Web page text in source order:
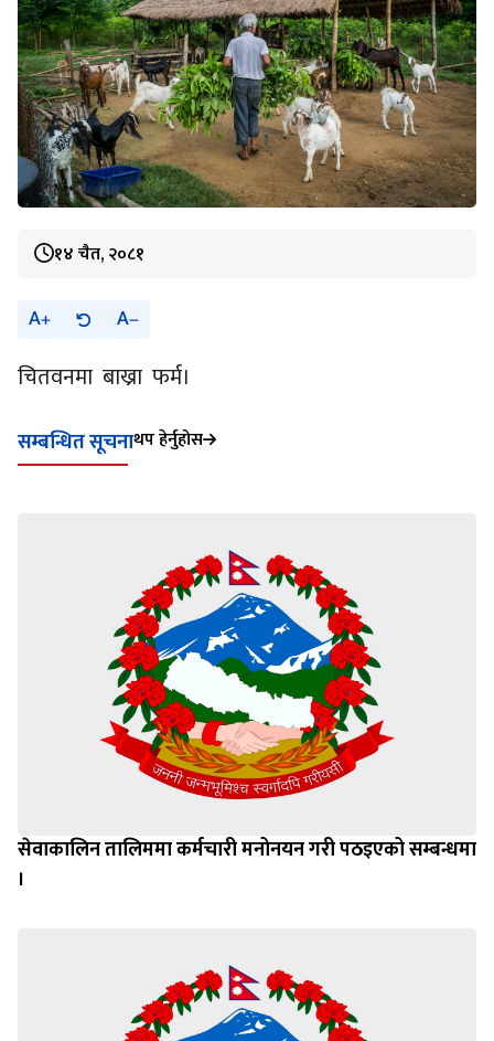
१४ चैत, २०८१
A A
चितवनमा बाख्रा फर्म।
सम्बन्धित सूचनाथप हेर्नुहोस
सेवाकालिन तालिममा कर्मचारी मनोनयन गरी पठइएको सम्बन्धमा
।